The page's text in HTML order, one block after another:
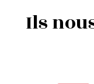
Ils